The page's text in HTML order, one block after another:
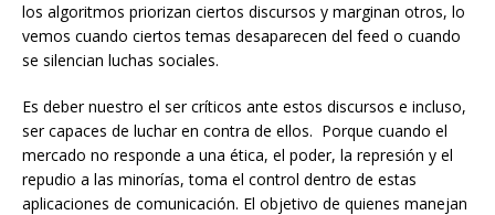
los algoritmos priorizan ciertos discursos y marginan otros, lo
vemos cuando ciertos temas desaparecen del feed o cuando
se silencian luchas sociales.
Es deber nuestro el ser críticos ante estos discursos e incluso,
ser capaces de luchar en contra de ellos. Porque cuando el
mercado no responde a una ética, el poder, la represión y el
repudio a las minorías, toma el control dentro de estas
aplicaciones de comunicación. El objetivo de quienes manejan